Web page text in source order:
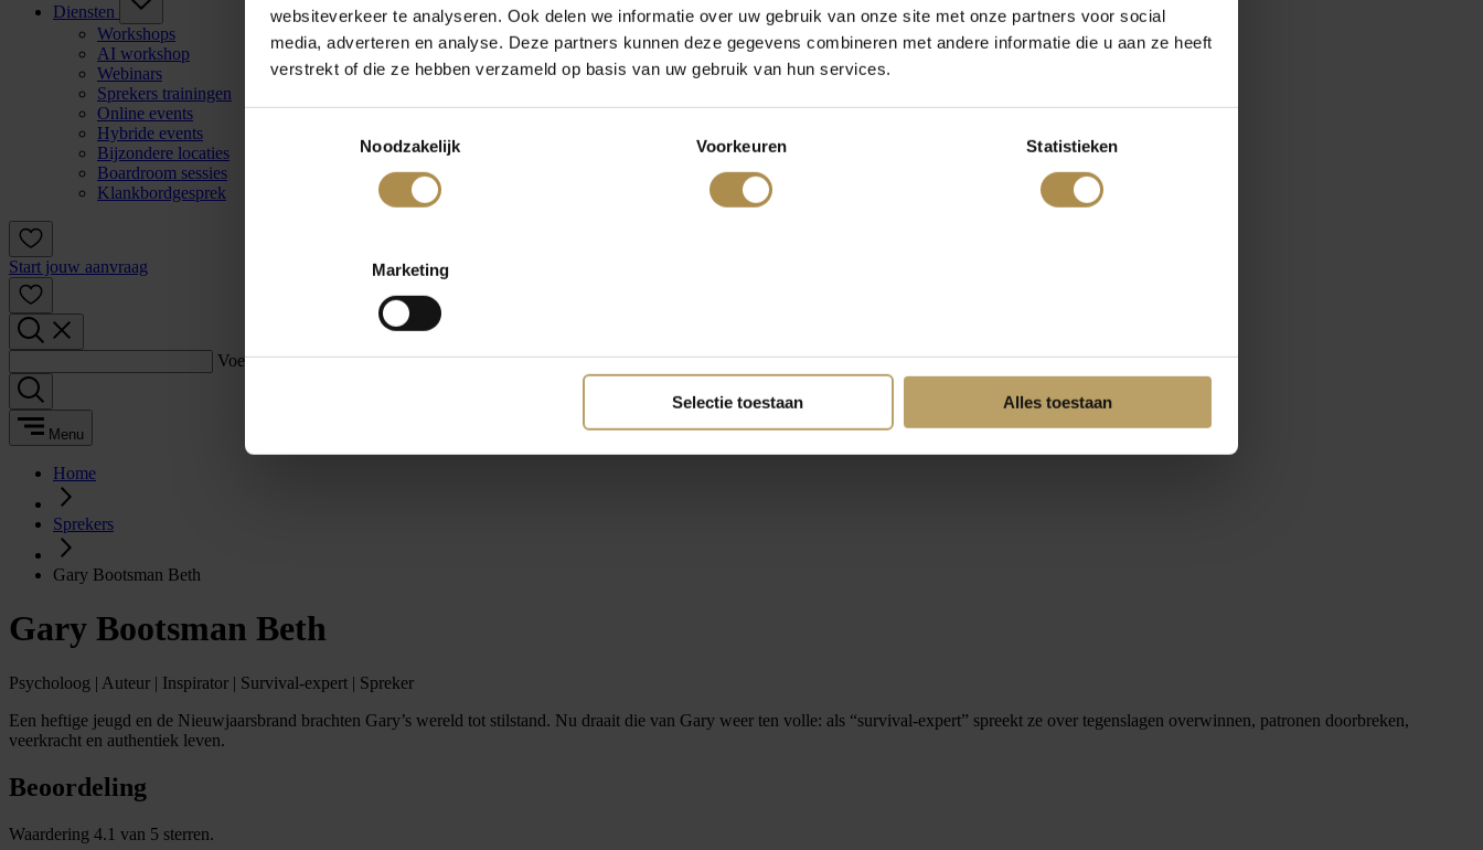
websiteverkeer te analyseren. Ook delen we informatie over uw gebruik van onze site met onze partners voor social
media, adverteren en analyse. Deze partners kunnen deze gegevens combineren met andere informatie die u aan ze heeft
verstrekt of die ze hebben verzameld op basis van uw gebruik van hun services.
Noodzakelijk
Voorkeuren Statistieken
Marketing
Selectie toestaan Alles toestaan
Diensten
Workshops
AI workshop
Webinars
Sprekers trainingen
Online events
Hybride events
Bijzondere locaties
Boardroom sessies
Klankbordgesprek
Start jouw aanvraag
Voer een zoekterm in:
Menu
Home
Sprekers
Gary Bootsman Beth
Gary Bootsman Beth
Psycholoog | Auteur | Inspirator | Survival-expert | Spreker
Een heftige jeugd en de Nieuwjaarsbrand brachten Gary’s wereld tot stilstand. Nu draait die van Gary weer ten volle: als “survival-expert” spreekt ze over tegenslagen overwinnen, patronen doorbreken,
veerkracht en authentiek leven.
Beoordeling
Waardering 4.1 van 5 sterren.